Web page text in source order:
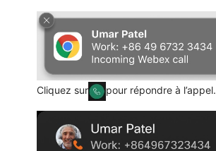
Cliquez sur pour répondre à l’appel.